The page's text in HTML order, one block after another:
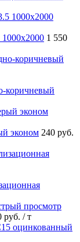
1 550
коричневый
эконом 240 руб.
просмотр
руб. / т